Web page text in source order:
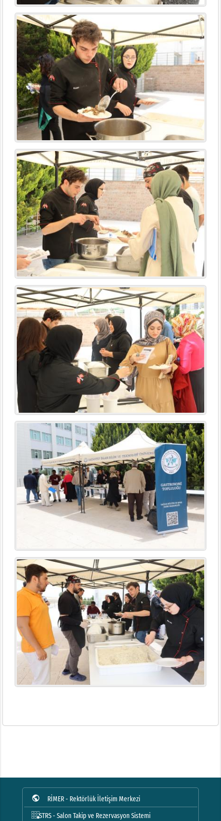
public
RİMER - Rektörlük İletişim Merkezi
STRS - Salon Takip ve Rezervasyon Sistemi